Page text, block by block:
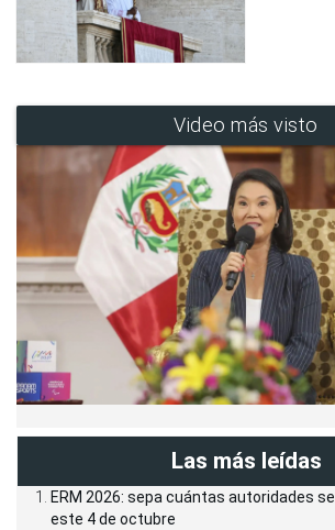
Video más visto
Las más leídas
ERM 2026: sepa cuántas autoridades
este 4 de octubre